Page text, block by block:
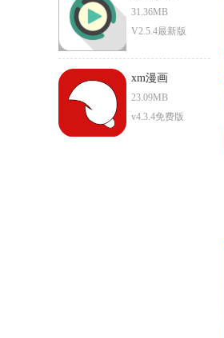
31.36MB
V2.5.4最新版
xm漫画
23.09MB
v4.3.4免费版